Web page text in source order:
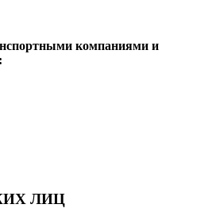
компаниями и
ЛИЦ